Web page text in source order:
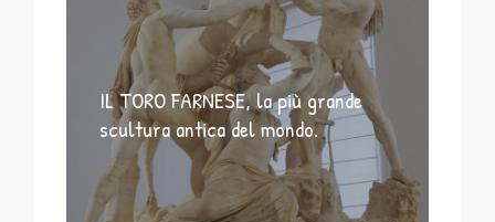
IL TORO FARNESE, la più grande
scultura antica del mondo.